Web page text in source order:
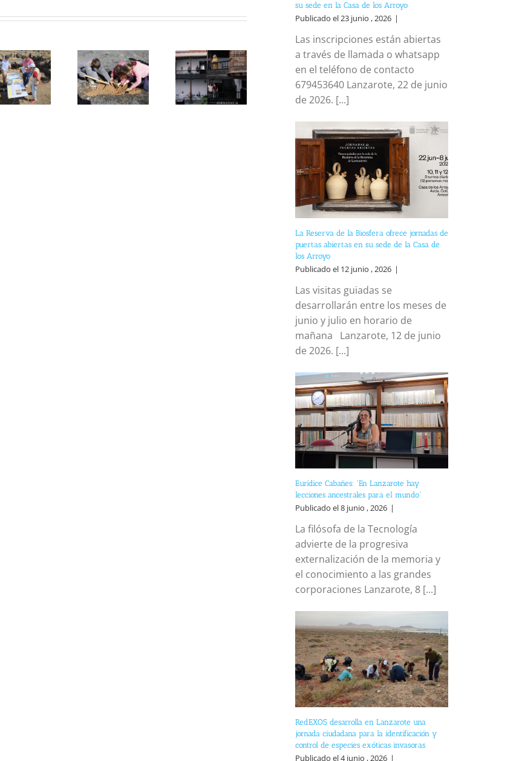
su sede en la Casa de los Arroyo
Publicado el 23 junio , 2026 |
Las inscripciones están abiertas
a través de llamada o whatsapp
en el teléfono de contacto
679453640 Lanzarote, 22 de junio
de 2026. [...]
La Reserva de la Biosfera ofrece jornadas de
puertas abiertas en su sede de la Casa de
los Arroyo
Publicado el 12 junio , 2026 |
Las visitas guiadas se
desarrollarán entre los meses de
junio y julio en horario de
mañana Lanzarote, 12 de junio
de 2026. [...]
Eurídice Cabañes: “En Lanzarote hay
lecciones ancestrales para el mundo”
Publicado el 8 junio , 2026 |
La filósofa de la Tecnología
advierte de la progresiva
externalización de la memoria y
el conocimiento a las grandes
corporaciones Lanzarote, 8 [...]
RedEXOS desarrolla en Lanzarote una
jornada ciudadana para la identificación y
control de especies exóticas invasoras
Publicado el 4 junio , 2026 |